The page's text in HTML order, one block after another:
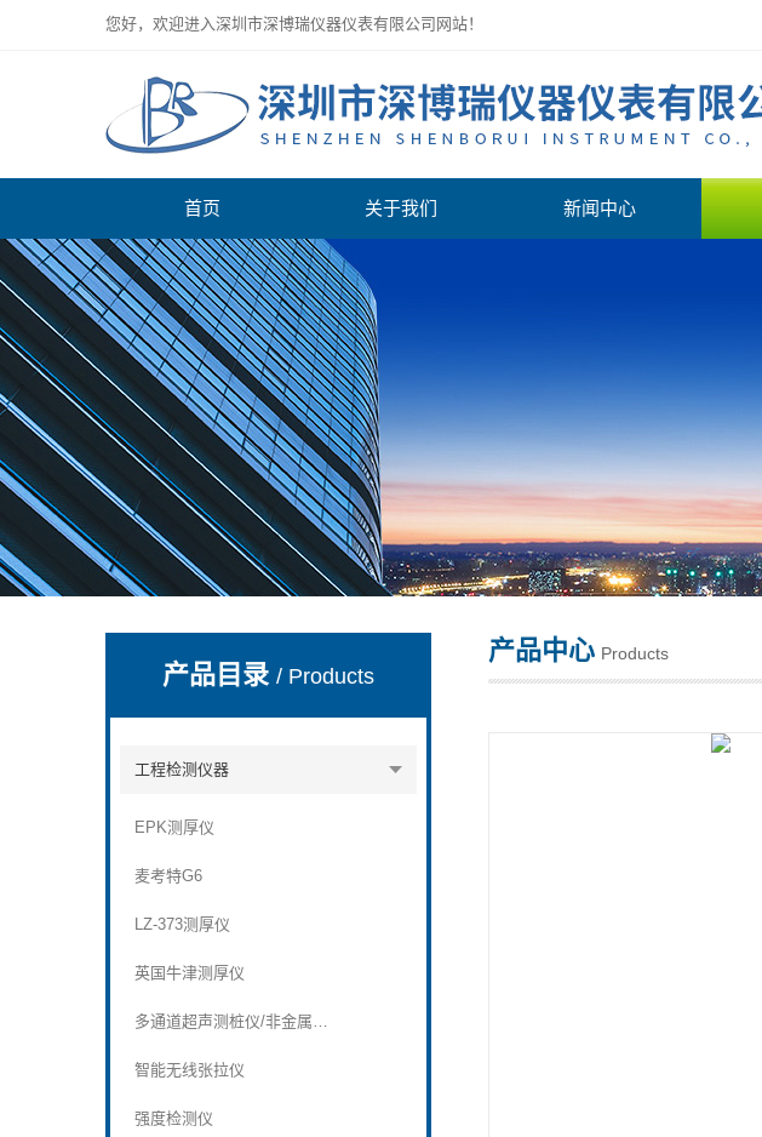
您好，欢迎进入深圳市深博瑞仪器仪表有限公司网站！
深圳市深博瑞仪器仪表有限公司
首页 关于我们 新闻中心
产品目录/ Products
工程检测仪器
EPK测厚仪
麦考特G6
LZ-373测厚仪
英国牛津测厚仪
多通道超声测桩仪/非金属超声波检测仪
智能无线张拉仪
强度检测仪
产品中心 Products